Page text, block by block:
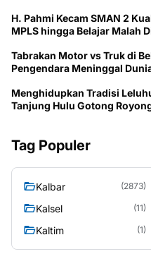
H. Pahmi Kecam SMAN 2
MPLS hingga Belajar Malah
Tabrakan Motor vs Truk di
Pengendara Meninggal
Menghidupkan Tradisi
Tanjung Hulu Gotong
Tag Populer
Kalbar (2873)
Kalsel (11)
Kaltim (1)